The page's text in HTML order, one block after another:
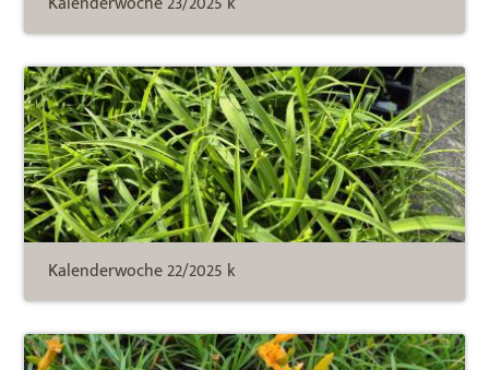
Kalenderwoche 22/2025 k